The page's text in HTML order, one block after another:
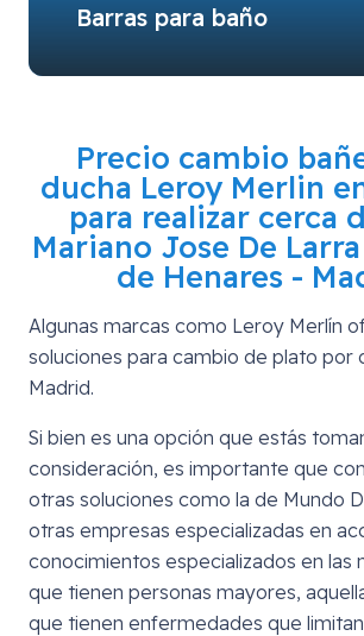
Barras para baño
Precio cambio
ducha Leroy Merlin
para realizar cerca
Mariano Jose De
de Henares -
Algunas marcas como Leroy Merlín
soluciones para cambio de plato por
Madrid.
Si bien es una opción que estás
consideración, es importante que
otras soluciones como la de Mundo
otras empresas especializadas en
conocimientos especializados en las
que tienen personas mayores,
que tienen enfermedades que